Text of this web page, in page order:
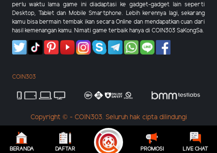
BERANDA DAFTAR PROMOSI LIVE CHAT
perlu waktu lama game ini diadaptasi ke gadget-gadget lain seperti
Desktop, Tablet dan Mobile Smartphone. Lebih kerennya lagi, sekarang
kamu bisa bermain tembak ikan secara Online dan mendapatkan cuan dari
hasil kemenangan kamu. Nimati game terbaik hanya di COIN303 SaKongSa.
COIN303
Copyright © - COIN303. Seluruh hak cipta dilindungi